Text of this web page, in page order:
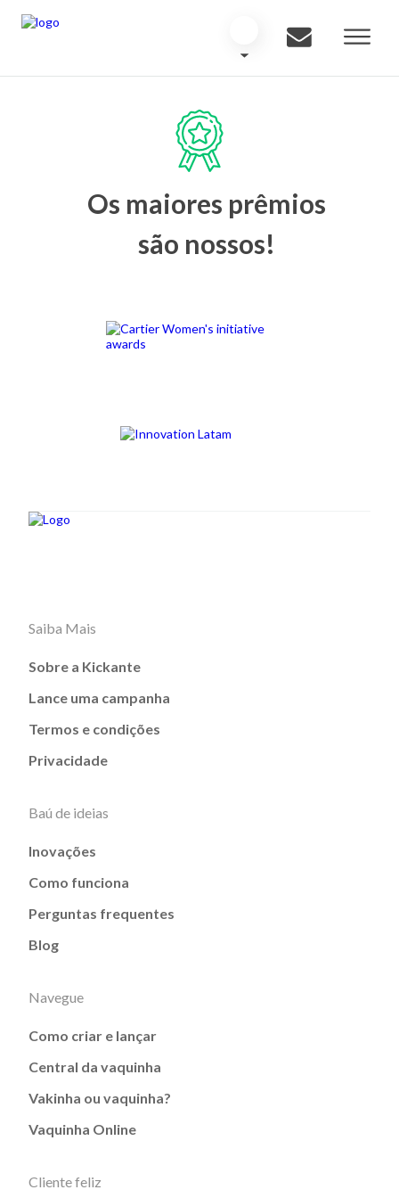
Os maiores prêmios
são nossos!
Saiba Mais
Sobre a Kickante
Lance uma campanha
Termos e condições
Privacidade
Baú de ideias
Inovações
Como funciona
Perguntas frequentes
Blog
Navegue
Como criar e lançar
Central da vaquinha
Vakinha ou vaquinha?
Vaquinha Online
Cliente feliz